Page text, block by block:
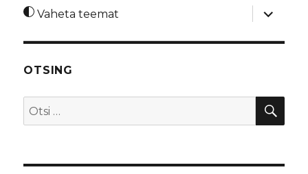
Vaheta teemat
laienda
OTSING
Otsi: